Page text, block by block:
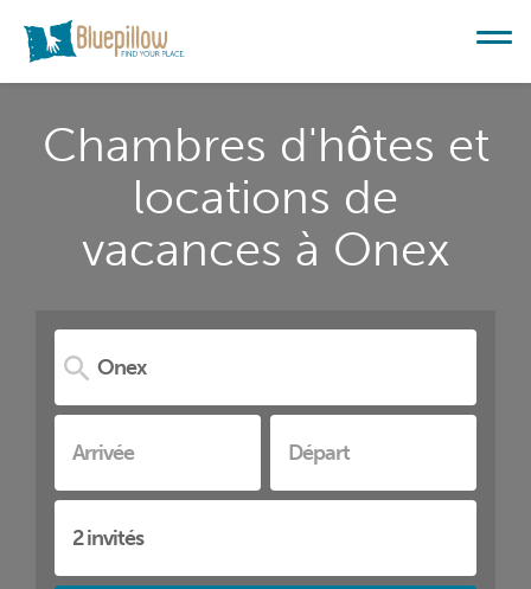
Chambres d'hôtes et
locations de
vacances à Onex